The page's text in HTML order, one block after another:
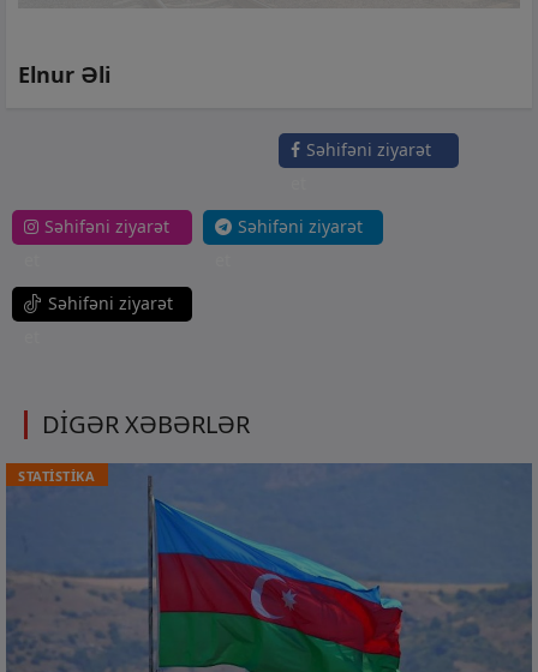
Elnur Əli
Səhifəni ziyarət
Səhifəni ziyarət
Səhifəni ziyarət
Səhifəni ziyarət
DİGƏR XƏBƏRLƏR
STATİSTİKA